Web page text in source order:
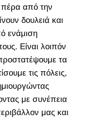
από την
δουλειά και
ενάμιση
Είναι λοιπόν
τα
τις πόλεις,
με συνέπεια
μας και